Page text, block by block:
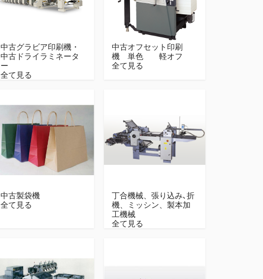
中古グラビア印刷機・
中古ドライラミネータ
ー
全て見る
中古オフセット印刷
機 単色 軽オフ
全て見る
中古製袋機
全て見る
丁合機械、張り込み､折
機、ミッシン、製本加
工機械
全て見る